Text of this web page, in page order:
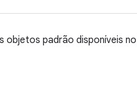
objetos padrão disponíveis no